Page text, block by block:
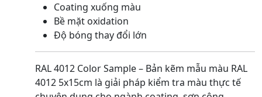
Coating xuống màu
Bề mặt oxidation
Độ bóng thay đổi lớn
RAL 4012 Color Sample – Bản kẽm mẫu màu RAL
4012 5x15cm là giải pháp kiểm tra màu thực tế